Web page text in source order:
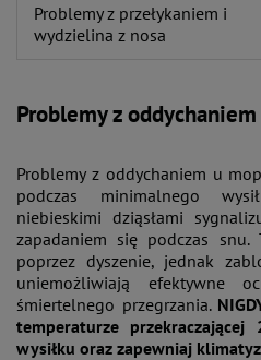
Problemy z przełykaniem i
wydzielina z nosa
Problemy z
Problemy z oddychaniem u
podczas minimalnego
niebieskimi dziąsłami
zapadaniem się podczas snu.
poprzez dyszenie, jednak
uniemożliwiają efektywne
śmiertelnego przegrzania.
temperaturze przekraczającej
wysiłku oraz zapewniaj